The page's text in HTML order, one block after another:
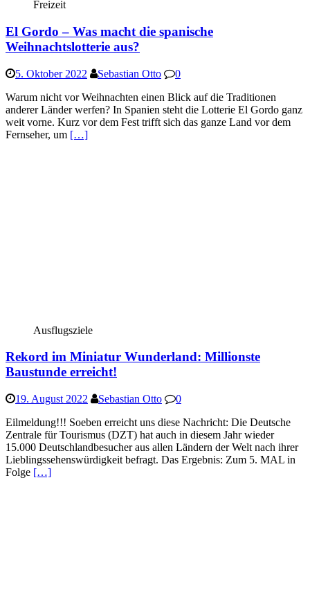
Freizeit
El Gordo – Was macht die spanische
Weihnachtslotterie aus?
5. Oktober 2022 Sebastian Otto
0
Warum nicht vor Weihnachten einen Blick auf die Traditionen
anderer Länder werfen? In Spanien steht die Lotterie El Gordo ganz
weit vorne. Kurz vor dem Fest trifft sich das ganze Land vor dem
Fernseher, um […]
Ausflugsziele
Rekord im Miniatur Wunderland: Millionste
Baustunde erreicht!
19. August 2022 Sebastian Otto
0
Eilmeldung!!! Soeben erreicht uns diese Nachricht: Die Deutsche
Zentrale für Tourismus (DZT) hat auch in diesem Jahr wieder
15.000 Deutschlandbesucher aus allen Ländern der Welt nach ihrer
Lieblingssehenswürdigkeit befragt. Das Ergebnis: Zum 5. MAL in
Folge […]